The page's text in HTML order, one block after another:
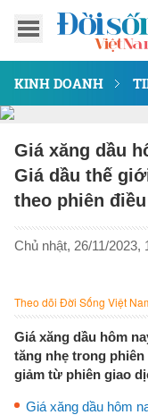
KINH DOANH
Giá xăng dầu
Giá dầu thế
theo phiên
Chủ nhật, 26/11/2023,
Theo dõi Đời Sống Việt
Giá xăng dầu hôm
tăng nhẹ trong phiên
giảm từ phiên giao
Giá xăng dầu hôm